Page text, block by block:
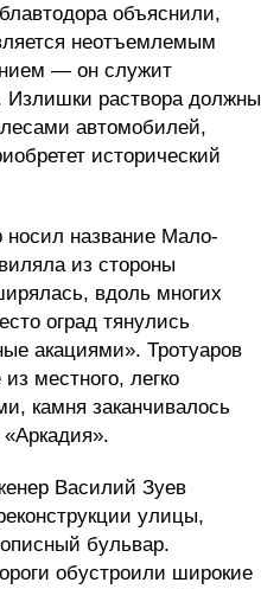
объяснили,
неотъемлемым
— он служит
Излишки раствора должны
автомобилей,
исторический
название Мало-
из стороны
вдоль многих
оград тянулись
акациями». Тротуаров
местного, легко
камня заканчивалось
Василий Зуев
улицы,
бульвар.
обустроили широкие